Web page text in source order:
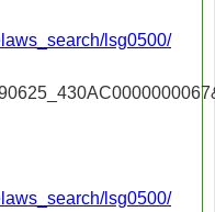
lsg0500/
lsg0500/